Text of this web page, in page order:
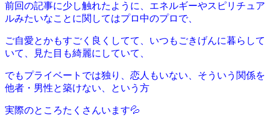
前回の記事に少し触れたように、エネルギーやスピリチュア
ルみたいなことに関してはプロ中のプロで、
ご自愛とかもすごく良くしてて、いつもごきげんに暮らして
いて、見た目も綺麗にしていて、
でもプライベートでは独り、恋人もいない、そういう関係を
他者・男性と築けない、という方
実際のところたくさんいます💦